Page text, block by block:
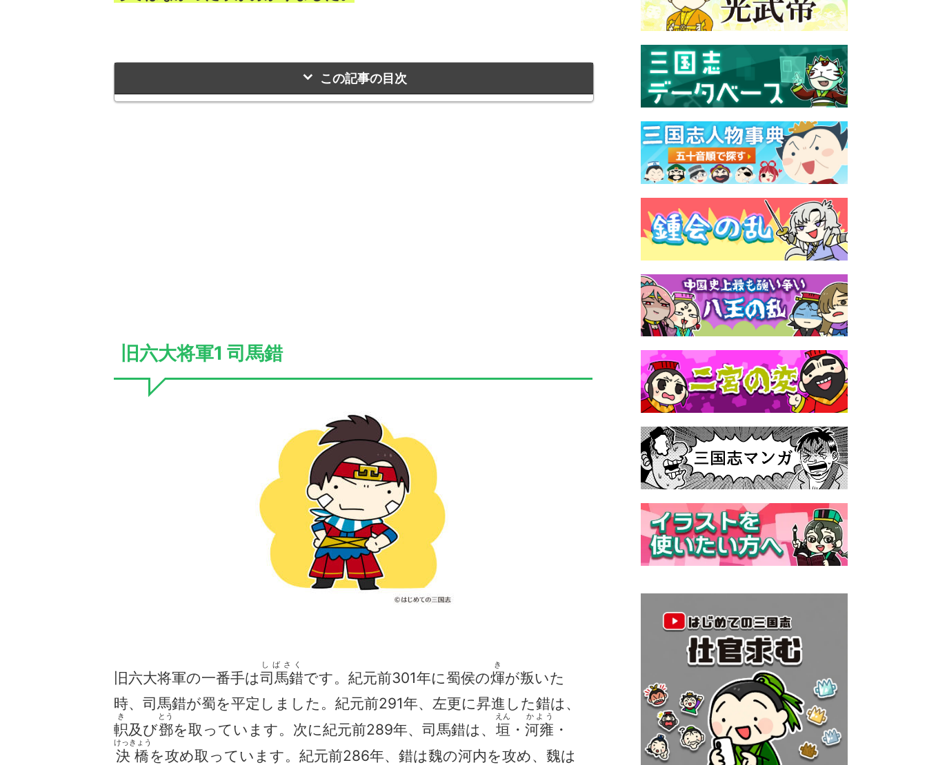
この記事の目次
旧六大将軍1 司馬錯
旧六大将軍の一番手は司馬錯
しばさく
です。紀元前301年に蜀侯の煇
き
が叛いた
時、司馬錯が蜀を平定しました。紀元前291年、左更に昇進した錯は、
軹
き
及び鄧
とう
を取っています。次に紀元前289年、司馬錯は、 垣
えん
・ 河雍
かよう
・
決橋
けっきょう
を攻め取っています。紀元前286年、錯は魏の河内を攻め、魏は